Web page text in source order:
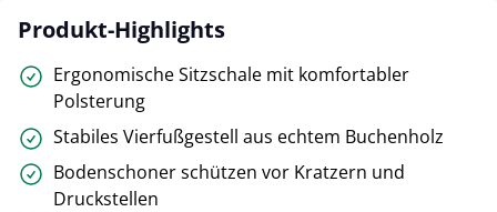
Produkt-Highlights
Ergonomische Sitzschale mit komfortabler
Polsterung
Stabiles Vierfußgestell aus echtem Buchenholz
Bodenschoner schützen vor Kratzern und
Druckstellen